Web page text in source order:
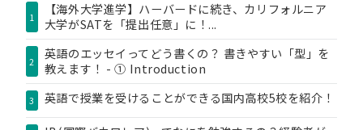
1
【海外大学進学】ハーバードに続き、カリフォルニア
大学がSATを「提出任意」に！...
2
英語のエッセイってどう書くの？ 書きやすい「型」を
教えます！ - ① Introduction
3 英語で授業を受けることができる国内高校5校を紹介！